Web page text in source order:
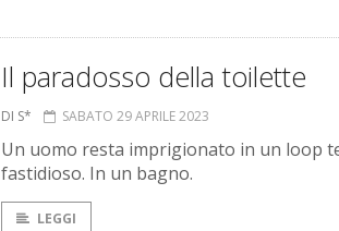
Il paradosso della toilette
DI S* SABATO 29 APRILE 2023
Un uomo resta imprigionato in un loop
fastidioso. In un bagno.
LEGGI